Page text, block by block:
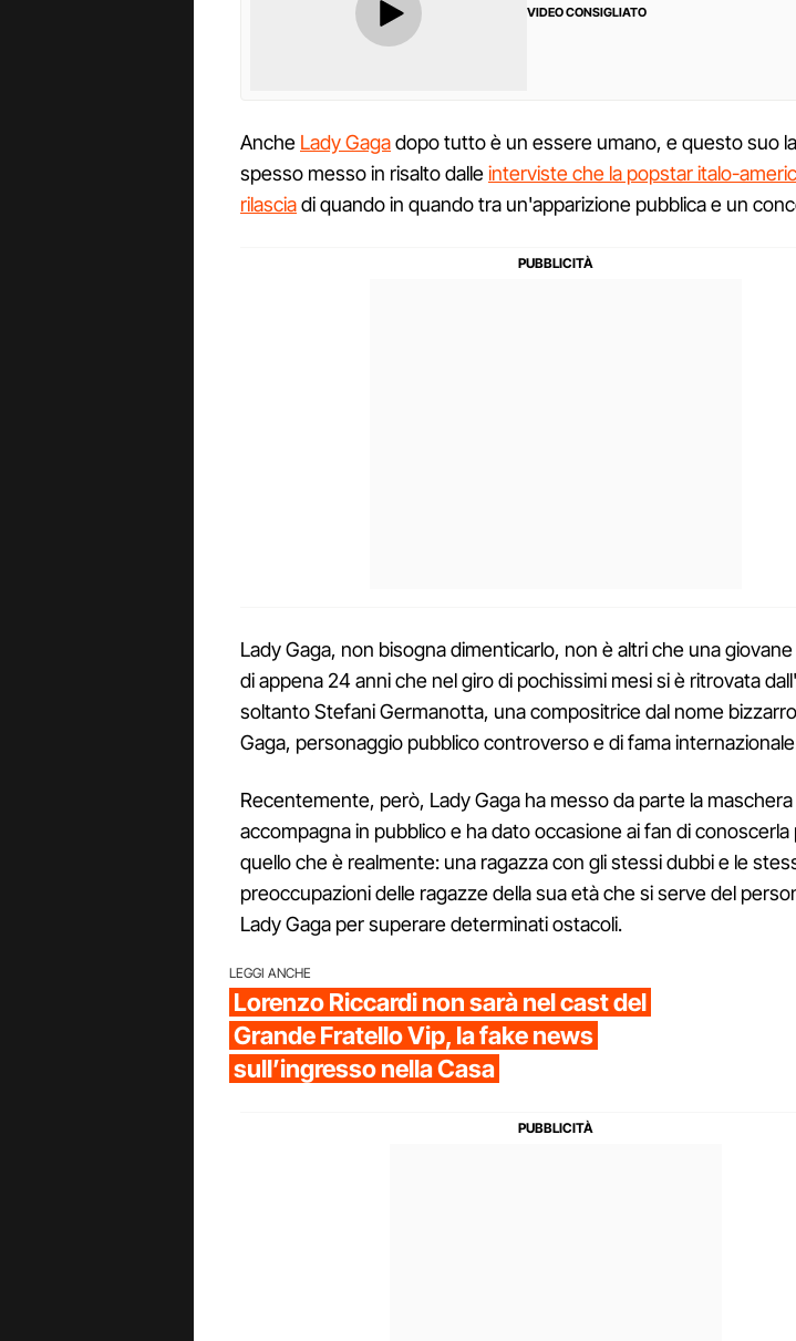
VIDEO CONSIGLIATO
Anche Lady Gagadopo tutto è un essere umano, e questo suo
spesso messo in risalto dalleinterviste che la popstar italo-
rilasciadi quando in quando tra un'apparizione pubblica e un
Lady Gaga, non bisogna dimenticarlo, non è altri che una
di appena 24 anni che nel giro di pochissimi mesi si è ritrovata
soltanto Stefani Germanotta, una compositrice dal nome
Gaga, personaggio pubblico controverso e di fama
Recentemente, però, Lady Gaga ha messo da parte la maschera
accompagna in pubblico e ha dato occasione ai fan di conoscerla
quello che è realmente: una ragazza con gli stessi dubbi e le
preoccupazioni delle ragazze della sua età che si serve del
Lady Gaga per superare determinati ostacoli.
LEGGI ANCHE
Lorenzo Riccardi non sarà nel cast del
Grande Fratello Vip, la fake news
sull’ingresso nella Casa